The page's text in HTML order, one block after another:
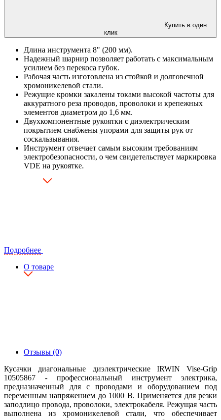
Купить в один
клик
Длина инструмента 8" (200 мм).
Надежный шарнир позволяет работать с максимальным
усилием без перекоса губок.
Рабочая часть изготовлена из стойкой и долговечной
хромоникелевой стали.
Режущие кромки закалены токами высокой частоты для
аккуратного реза проводов, проволоки и крепежных
элементов диаметром до 1,6 мм.
Двухкомпонентные рукоятки с диэлектрическим
покрытием снабжены упорами для защиты рук от
соскальзывания.
Инструмент отвечает самым высоким требованиям
электробезопасности, о чем свидетельствует маркировка
VDE на рукоятке.
Подробнее
О товаре
Отзывы (0)
Кусачки диагональные диэлектрические IRWIN Vise-Grip
10505867 - профессиональный инструмент электрика,
предназначенный для с проводами и оборудованием под
переменным напряжением до 1000 В. Применяется для резки
заподлицо провода, проволоки, электрокабеля. Режущая часть
выполнена из хромоникелевой стали, что обеспечивает